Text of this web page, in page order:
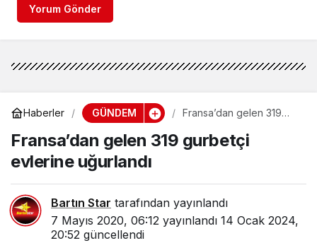
Yorum Gönder
Haberler GÜNDEM
Fransa’dan gelen 319
uğurlandı
Fransa’dan gelen 319 gurbetçi
evlerine uğurlandı
Bartın Star tarafından yayınlandı
7 Mayıs 2020, 06:12 yayınlandı 14 Ocak 2024,
20:52 güncellendi